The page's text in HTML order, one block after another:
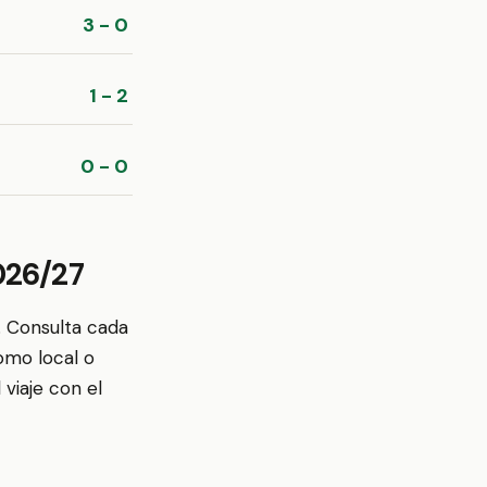
3 - 0
1 - 2
0 - 0
27
cada
local o
con el